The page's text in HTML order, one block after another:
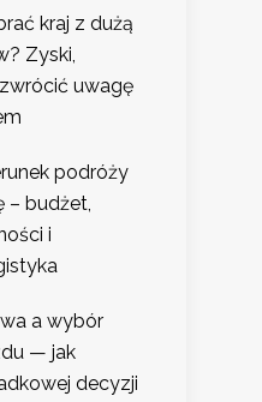
kraj z dużą
Zyski,
uwagę
podróży
– budżet,
i
a wybór
— jak
decyzji